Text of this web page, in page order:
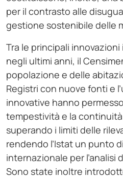
per il contrasto alle
gestione sostenibile delle
Tra le principali
negli ultimi anni, il
popolazione e delle
Registri con nuove fonti e
innovative hanno
tempestività e la
superando i limiti delle
rendendo l’Istat un punto
internazionale per l’analisi
Sono state inoltre